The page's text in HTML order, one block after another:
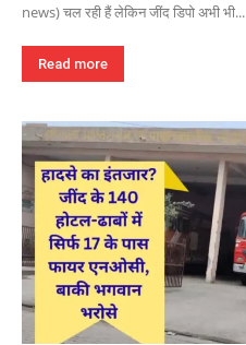
news) चल रही हैं लेकिन जींद डिपो अभी भी...
Read more